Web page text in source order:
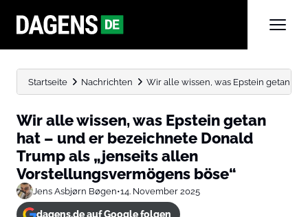
Startseite Nachrichten Wir alle wissen, was Epstein getan hat
Wir alle wissen, was Epstein getan
hat – und er bezeichnete Donald
Trump als „jenseits allen
Vorstellungsvermögens böse“
Jens Asbjørn Bøgen•14. November 2025
dagens.de auf Google folgen